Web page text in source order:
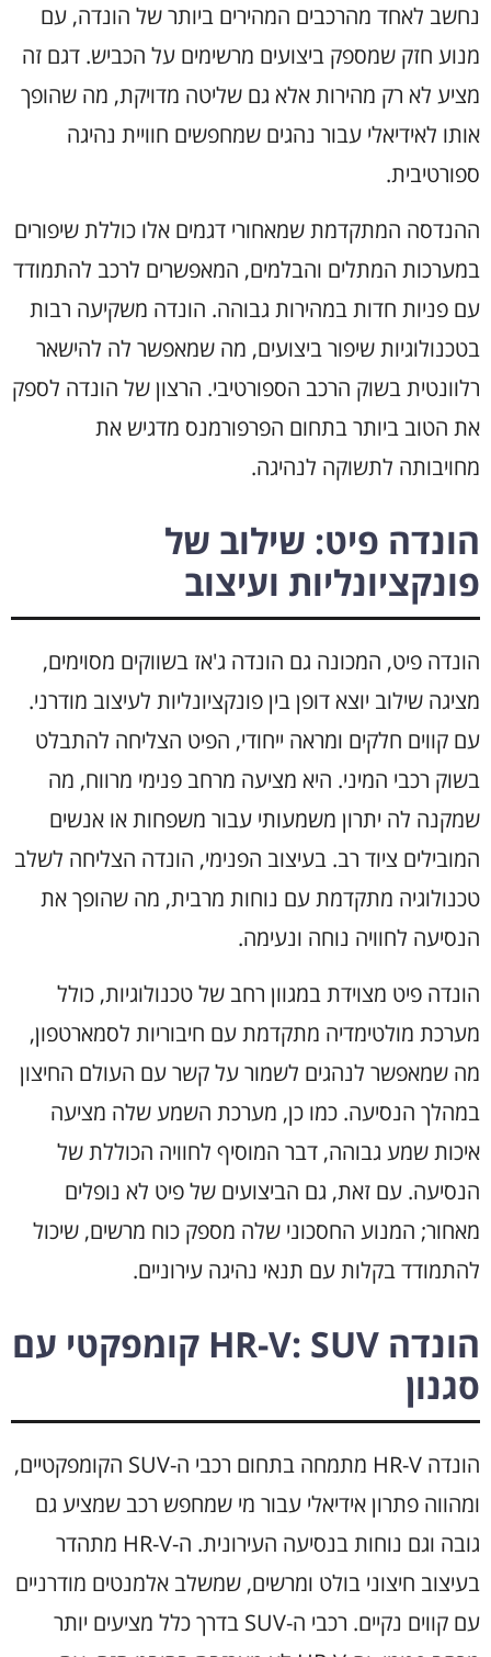
נחשב לאחד מהרכבים המהירים ביותר של הונדה, עם
מנוע חזק שמספק ביצועים מרשימים על הכביש. דגם זה
מציע לא רק מהירות אלא גם שליטה מדויקת, מה שהופך
אותו לאידיאלי עבור נהגים שמחפשים חוויית נהיגה
ספורטיבית.
ההנדסה המתקדמת שמאחורי דגמים אלו כוללת שיפורים
במערכות המתלים והבלמים, המאפשרים לרכב להתמודד
עם פניות חדות במהירות גבוהה. הונדה משקיעה רבות
בטכנולוגיות שיפור ביצועים, מה שמאפשר לה להישאר
רלוונטית בשוק הרכב הספורטיבי. הרצון של הונדה לספק
את הטוב ביותר בתחום הפרפורמנס מדגיש את
מחויבותה לתשוקה לנהיגה.
הונדה פיט: שילוב של
פונקציונליות ועיצוב
הונדה פיט, המכונה גם הונדה ג'אז בשווקים מסוימים,
מציגה שילוב יוצא דופן בין פונקציונליות לעיצוב מודרני.
עם קווים חלקים ומראה ייחודי, הפיט הצליחה להתבלט
בשוק רכבי המיני. היא מציעה מרחב פנימי מרווח, מה
שמקנה לה יתרון משמעותי עבור משפחות או אנשים
המובילים ציוד רב. בעיצוב הפנימי, הונדה הצליחה לשלב
טכנולוגיה מתקדמת עם נוחות מרבית, מה שהופך את
הנסיעה לחוויה נוחה ונעימה.
הונדה פיט מצוידת במגוון רחב של טכנולוגיות, כולל
מערכת מולטימדיה מתקדמת עם חיבוריות לסמארטפון,
מה שמאפשר לנהגים לשמור על קשר עם העולם החיצון
במהלך הנסיעה. כמו כן, מערכת השמע שלה מציעה
איכות שמע גבוהה, דבר המוסיף לחוויה הכוללת של
הנסיעה. עם זאת, גם הביצועים של פיט לא נופלים
מאחור; המנוע החסכוני שלה מספק כוח מרשים, שיכול
להתמודד בקלות עם תנאי נהיגה עירוניים.
הונדה HR-V: SUV קומפקטי עם
סגנון
הונדה HR-V מתמחה בתחום רכבי ה-SUV הקומפקטיים,
ומהווה פתרון אידיאלי עבור מי שמחפש רכב שמציע גם
גובה וגם נוחות בנסיעה העירונית. ה-HR-V מתהדר
בעיצוב חיצוני בולט ומרשים, שמשלב אלמנטים מודרניים
עם קווים נקיים. רכבי ה-SUV בדרך כלל מציעים יותר